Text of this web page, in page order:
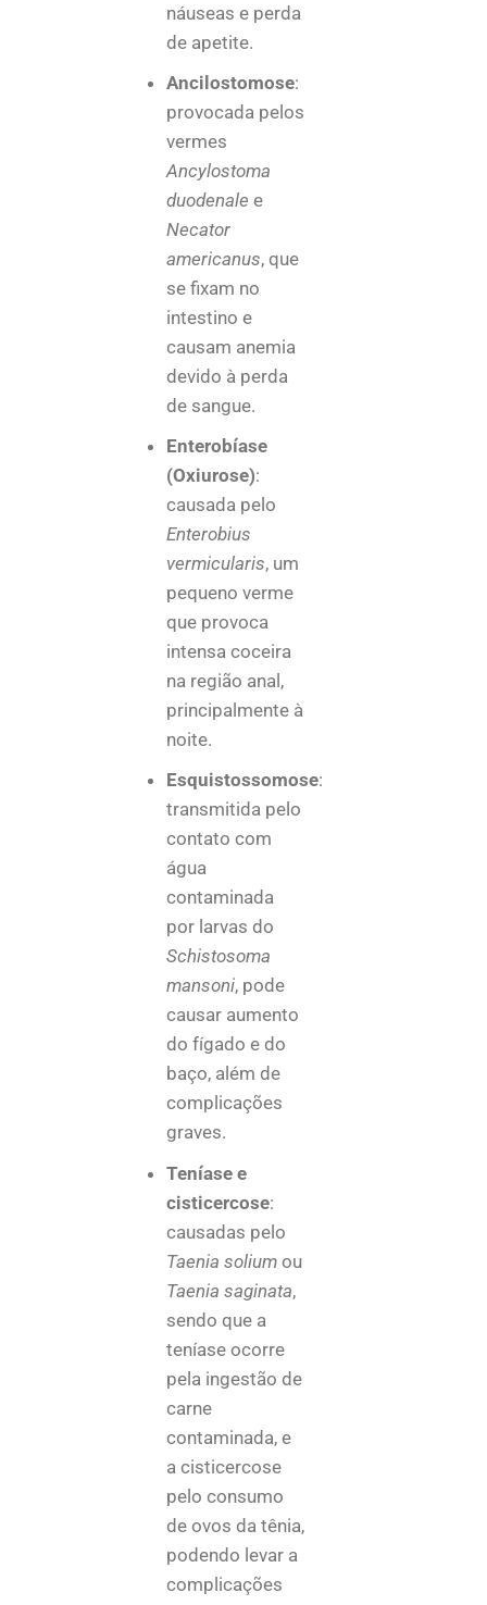
náuseas e perda
de apetite.
Ancilostomose:
provocada pelos
vermes
Ancylostoma
duodenale e
Necator
americanus, que
se fixam no
intestino e
causam anemia
devido à perda
de sangue.
Enterobíase
(Oxiurose):
causada pelo
Enterobius
vermicularis, um
pequeno verme
que provoca
intensa coceira
na região anal,
principalmente à
noite.
Esquistossomose:
transmitida pelo
contato com
água
contaminada
por larvas do
Schistosoma
mansoni, pode
causar aumento
do fígado e do
baço, além de
complicações
graves.
Teníase e
cisticercose:
causadas pelo
Taenia solium ou
Taenia saginata,
sendo que a
teníase ocorre
pela ingestão de
carne
contaminada, e
a cisticercose
pelo consumo
de ovos da tênia,
podendo levar a
complicações